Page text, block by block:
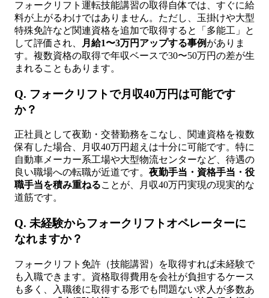
フォークリフト運転技能講習の取得自体では、すぐに給
料が上がるわけではありません。ただし、玉掛けや大型
特殊免許など関連資格を追加で取得すると「多能工」と
して評価され、
月給1〜3万円アップする事例 がありま
す。複数資格の取得で年収ベースで30〜50万円の差が生
まれることもあります。
Q. フォークリフトで月収40万円は可能です
か？
正社員として夜勤・交替勤務をこなし、関連資格を複数
保有した場合、月収40万円超えは十分に可能です。特に
自動車メーカー系工場や大型物流センターなど、待遇の
良い職場への転職が近道です。 夜勤手当・資格手当・役
職手当を積み重ねることが、月収40万円実現の現実的な
道筋です。
Q. 未経験からフォークリフトオペレーターに
なれますか？
フォークリフト免許（技能講習）を取得すれば未経験で
も入職できます。資格取得費用を会社が負担するケース
も多く、入職後に取得する形でも問題ない求人が多数あ